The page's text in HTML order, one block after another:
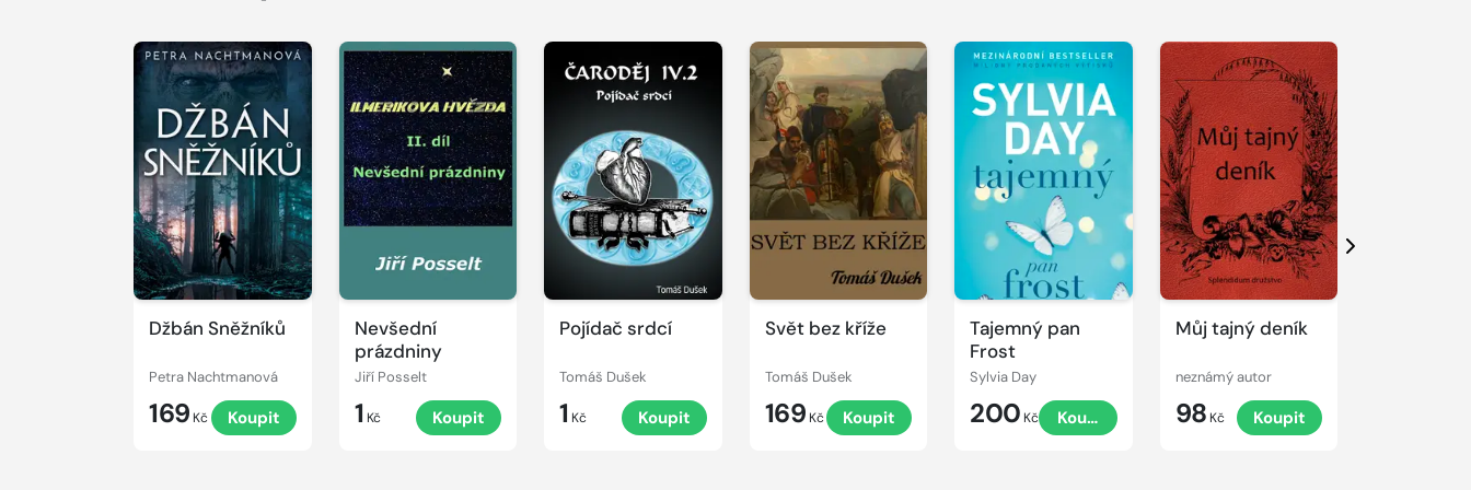
Džbán Sněžníků
Petra Nachtmanová
169 Kč Koupit
Nevšední
prázdniny
Jiří Posselt
1 Kč Koupit
Pojídač srdcí
Tomáš Dušek
1 Kč Koupit
Svět bez kříže
Tomáš Dušek
169 Kč Koupit
Tajemný pan
Frost
Sylvia Day
200 Kč Koupit
Můj tajný deník
neznámý autor
98 Kč Koupit
Další